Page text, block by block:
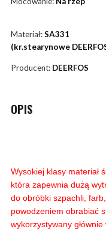
Materiał:SA331
(kr.stearynowe
Producent: DEERFOS
OPIS
Wysokiej klasy materiał
która zapewnia dużą
do obróbki szpachli,
powodzeniem obrabiać
wykorzystywany